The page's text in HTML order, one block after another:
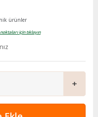
ürünler
için tıklayın